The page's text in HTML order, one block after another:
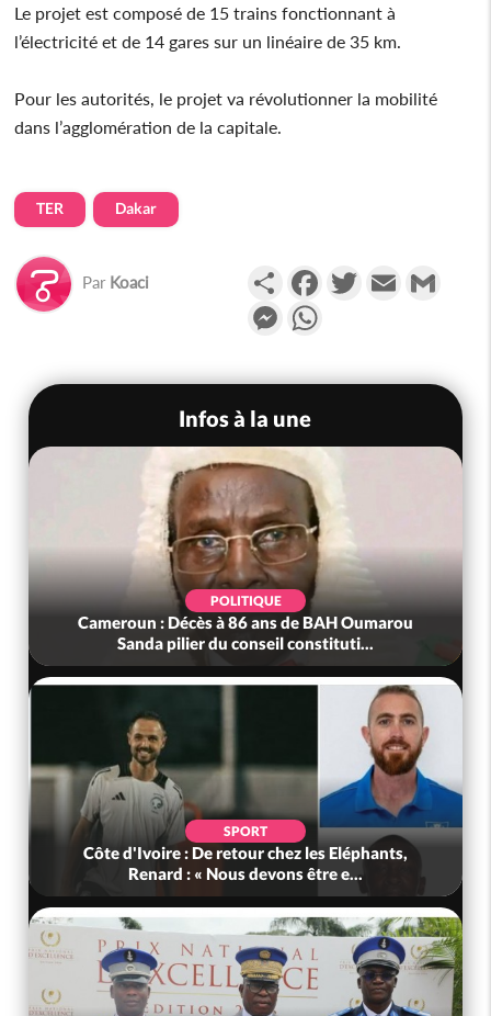
Le projet est composé de 15 trains fonctionnant à
l’électricité et de 14 gares sur un linéaire de 35 km.
Pour les autorités, le projet va révolutionner la mobilité
dans l’agglomération de la capitale.
TER Dakar
Par Koaci PartagerFacebookTwitterEmail
Messenger
Infos à la une
POLITIQUE
Cameroun : Décès à 86 ans de BAH Oumarou
Sanda pilier du conseil constituti...
SPORT
Côte d'Ivoire : De retour chez les Eléphants,
Renard : « Nous devons être e...